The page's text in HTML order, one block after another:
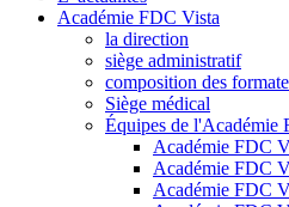
Académie FDC Vista
la direction
siège administratif
composition des
Siège médical
Équipes de l'Académie
Académie FDC
Académie FDC
Académie FDC